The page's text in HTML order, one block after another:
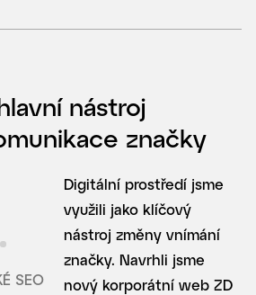
nástroj
značky
SEO
Digitální prostředí jsme
využili jako klíčový
nástroj změny vnímání
značky. Navrhli jsme
nový korporátní web ZD